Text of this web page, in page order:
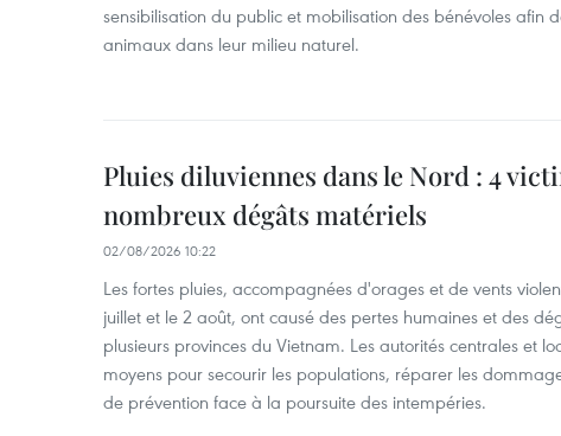
sensibilisation du public et mobilisation des bénévoles afin
animaux dans leur milieu naturel.
Pluies diluviennes dans le Nord : 4
nombreux dégâts matériels
02/08/2026 10:22
Les fortes pluies, accompagnées d'orages et de vents
juillet et le 2 août, ont causé des pertes humaines et des
plusieurs provinces du Vietnam. Les autorités centrales et
moyens pour secourir les populations, réparer les
de prévention face à la poursuite des intempéries.